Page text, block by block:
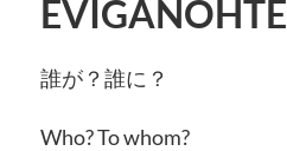
EVIGANOHTE
誰が？誰に？
Who? To whom?